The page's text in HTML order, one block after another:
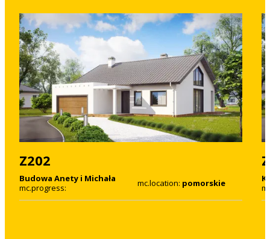
Z202
Budowa Anety i Michała
mc.progress:
mc.location: pomorskie